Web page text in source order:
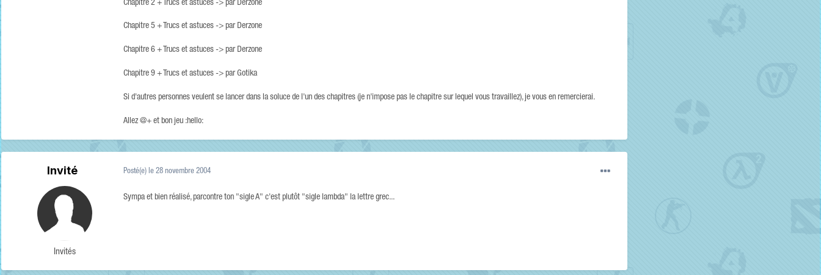
Chapitre 2 + Trucs et astuces -> par Derzone
Chapitre 5 + Trucs et astuces -> par Derzone
Chapitre 6 + Trucs et astuces -> par Derzone
Chapitre 9 + Trucs et astuces -> par Gotika
Si d'autres personnes veulent se lancer dans la soluce de l'un des chapitres (je n'impose pas le chapitre sur lequel vous travaillez), je vous en remercierai.
Allez @+ et bon jeu :hello:
Invité
Invités
Posté(e) le 28 novembre 2004
Sympa et bien réalisé, parcontre ton "sigle A" c'est plutôt "sigle lambda" la lettre grec...